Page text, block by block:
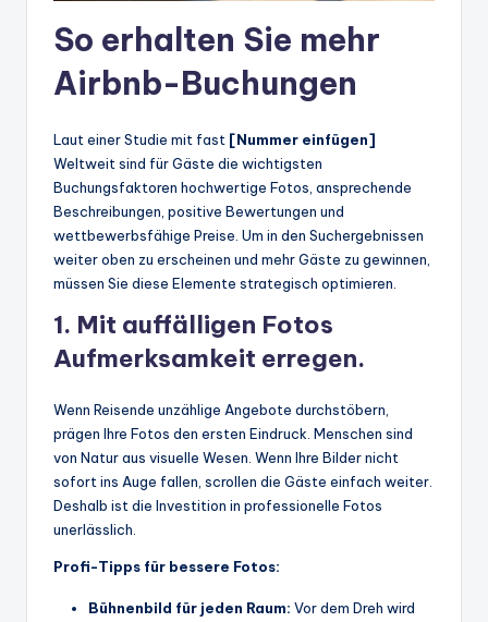
So erhalten Sie mehr
Airbnb-Buchungen
Laut einer Studie mit fast [Nummer einfügen]
Weltweit sind für Gäste die wichtigsten
Buchungsfaktoren hochwertige Fotos, ansprechende
Beschreibungen, positive Bewertungen und
wettbewerbsfähige Preise. Um in den Suchergebnissen
weiter oben zu erscheinen und mehr Gäste zu gewinnen,
müssen Sie diese Elemente strategisch optimieren.
1. Mit auffälligen Fotos
Aufmerksamkeit erregen.
Wenn Reisende unzählige Angebote durchstöbern,
prägen Ihre Fotos den ersten Eindruck. Menschen sind
von Natur aus visuelle Wesen. Wenn Ihre Bilder nicht
sofort ins Auge fallen, scrollen die Gäste einfach weiter.
Deshalb ist die Investition in professionelle Fotos
unerlässlich.
Profi-Tipps für bessere Fotos:
Bühnenbild für jeden Raum: Vor dem Dreh wird